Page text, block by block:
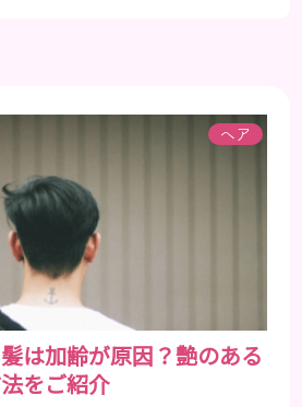
ヘア
は加齢が原因？艶のある
をご紹介